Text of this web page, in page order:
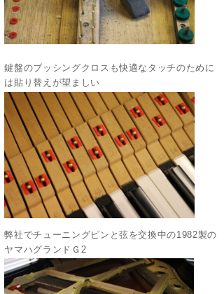
鍵盤のブッシングクロスも快適なタッチのために
は貼り替えが望ましい
弊社でチューニングピンと弦を交換中の1982製の
ヤマハグランドＧ2